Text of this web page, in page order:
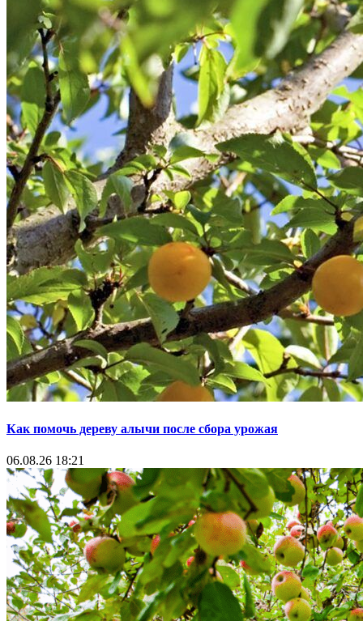
Как помочь дереву алычи после сбора урожая
06.08.26 18:21